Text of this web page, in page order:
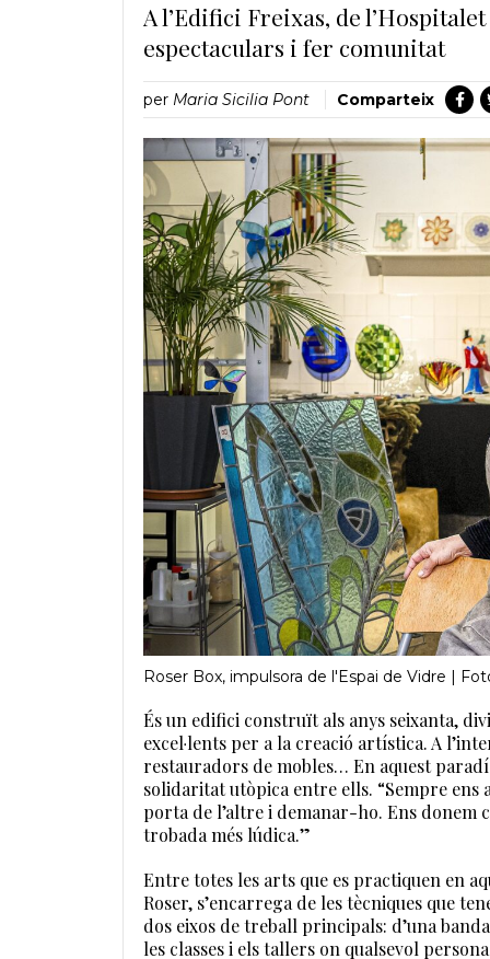
A l’Edifici Freixas, de
espectaculars i fer comunitat
per Maria Sicilia Pont Comparteix
Roser Box, impulsora de l'Espai de Vidre |
És un edifici construït als anys seixanta,
excel·lents per a la creació artística. A
restauradors de mobles… En aquest
solidaritat utòpica entre ells. “Sempre ens
porta de l’altre i demanar-ho. Ens donem
trobada més lúdica.”
Entre totes les arts que es practiquen en
Roser, s’encarrega de les tècniques que
dos eixos de treball principals: d’una
les classes i els tallers on qualsevol